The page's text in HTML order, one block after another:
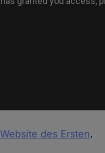
Website des Ersten.